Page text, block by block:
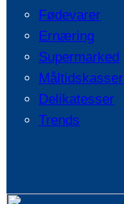
Fødevarer
Ernæring
Supermarked
Måltidskasser
Delikatesser
Trends